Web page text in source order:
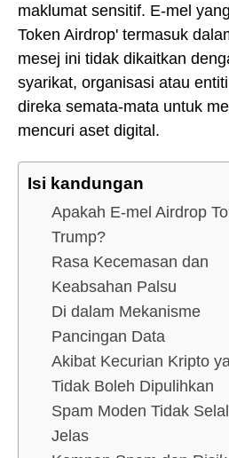
maklumat sensitif. E-mel
Token Airdrop' termasuk
mesej ini tidak dikaitkan
syarikat, organisasi atau
direka semata-mata untuk
mencuri aset digital.
Isi kandungan
Apakah E-mel Airdrop
Trump?
Rasa Kecemasan dan
Keabsahan Palsu
Di dalam Mekanisme
Pancingan Data
Akibat Kecurian Kripto
Tidak Boleh Dipulihkan
Spam Moden Tidak
Jelas